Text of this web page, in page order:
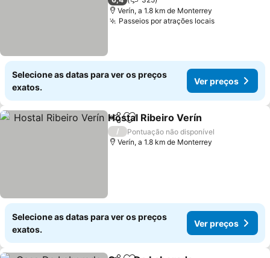
Verín, a 1.8 km de Monterrey
Passeios por atrações locais
Selecione as datas para ver os preços
exatos.
Ver preços
PartilharAdicionar aos favoritos
Hostal Ribeiro Verín
/
Pontuação não disponível
Verín, a 1.8 km de Monterrey
Selecione as datas para ver os preços
exatos.
Ver preços